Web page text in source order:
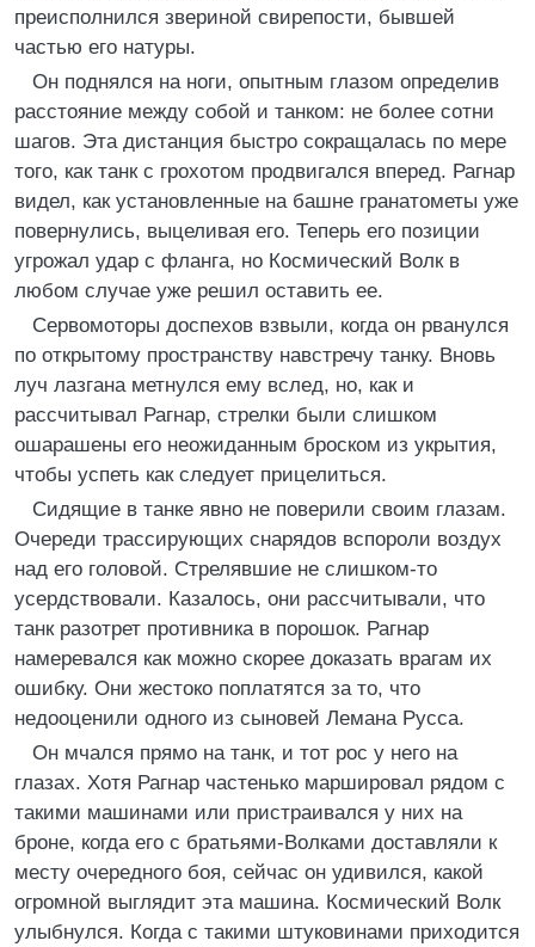
преисполнился звериной свирепости, бывшей
частью его натуры.
Он поднялся на ноги, опытным глазом определив
расстояние между собой и танком: не более сотни
шагов. Эта дистанция быстро сокращалась по мере
того, как танк с грохотом продвигался вперед. Рагнар
видел, как установленные на башне гранатометы уже
повернулись, выцеливая его. Теперь его позиции
угрожал удар с фланга, но Космический Волк в
любом случае уже решил оставить ее.
Сервомоторы доспехов взвыли, когда он рванулся
по открытому пространству навстречу танку. Вновь
луч лазгана метнулся ему вслед, но, как и
рассчитывал Рагнар, стрелки были слишком
ошарашены его неожиданным броском из укрытия,
чтобы успеть как следует прицелиться.
Сидящие в танке явно не поверили своим глазам.
Очереди трассирующих снарядов вспороли воздух
над его головой. Стрелявшие не слишком-то
усердствовали. Казалось, они рассчитывали, что
танк разотрет противника в порошок. Рагнар
намеревался как можно скорее доказать врагам их
ошибку. Они жестоко поплатятся за то, что
недооценили одного из сыновей Лемана Русса.
Он мчался прямо на танк, и тот рос у него на
глазах. Хотя Рагнар частенько маршировал рядом с
такими машинами или пристраивался у них на
броне, когда его с братьями-Волками доставляли к
месту очередного боя, сейчас он удивился, какой
огромной выглядит эта машина. Космический Волк
улыбнулся. Когда с такими штуковинами приходится